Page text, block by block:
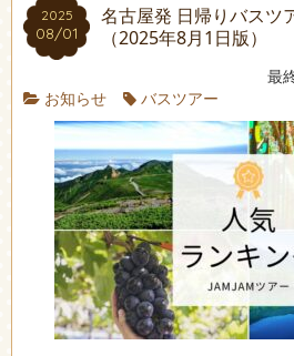
2025
08/01
名古屋発 日帰りバスツ
（2025年8月1日版）
最
お知らせ
バスツアー